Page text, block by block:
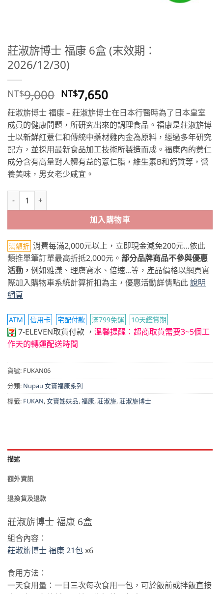
莊淑旂博士 福康 6盒 (末效期：
2026/12/30)
NT$9,000 原
始
價
格：
NT$9,000。
NT$7,650目
前
價
格：
NT$7,650。
莊淑旂博士 福康 – 莊淑旂博士在日本行醫時為了日本皇室
成員的健康問題，所研究出來的調理食品。福康是莊淑旂博
士以新鮮紅薏仁和傳統中藥材雞內金為原料，經過多年研究
配方，並採用最新食品加工技術所製造而成。福康內的薏仁
成分含有高量對人體有益的薏仁脂，維生素B和鈣質等，營
養美味，男女老少咸宜。
莊淑旂博士 福康 6盒 (末效期：2026/12/30) 數量
加入購物車
滿額折 消費每滿2,000元以上，立即現金減免200元...依此
類推單筆訂單最高折抵2,000元。 部分品牌商品不參與優惠
活動， 例如雅漾、理膚寶水、倍速...等，產品價格以網頁實
際加入購物車系統計算折扣為主，優惠活動詳情點此說明
網頁
ATM 信用卡 宅配付款 滿799免運 10天鑑賞期
7-ELEVEN取貨付款 ， 溫馨提醒：超商取貨需要3~5個工
作天的轉運配送時間
貨號: FUKAN06
分類: Nupau 女寶福康系列
標籤: FUKAN,女寶姊妹品,福康,莊淑旂,莊淑旂博士
描述
額外資訊
退換貨及退款
莊淑旂博士 福康 6盒
組合內容：
莊淑旂博士 福康 21包x6
食用方法：
一天食用量：一日三次每次食用一包，可於飯前或拌飯直接